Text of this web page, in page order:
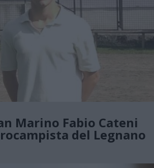
Marino Fabio Cateni
del Legnano